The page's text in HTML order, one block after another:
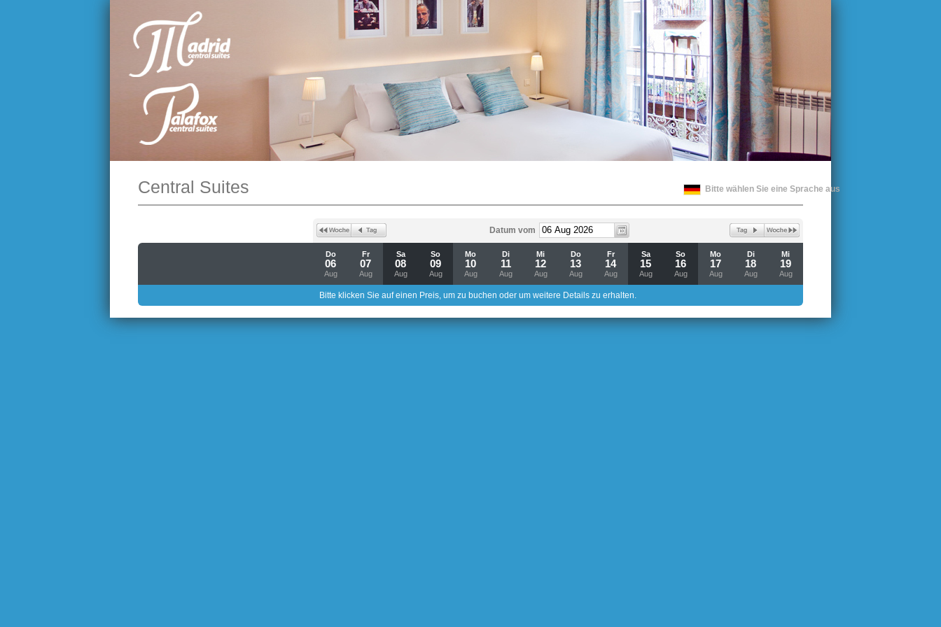
Bitte wählen Sie eine Sprache aus
Central Suites
Datum vom
Do
06
Aug
Fr
07
Aug
Sa
08
Aug
So
09
Aug
Mo
10
Aug
Di
11
Aug
Mi
12
Aug
Do
13
Aug
Fr
14
Aug
Sa
15
Aug
So
16
Aug
Mo
17
Aug
Di
18
Aug
Mi
19
Aug
Bitte klicken Sie auf einen Preis, um zu buchen oder um weitere Details zu erhalten.